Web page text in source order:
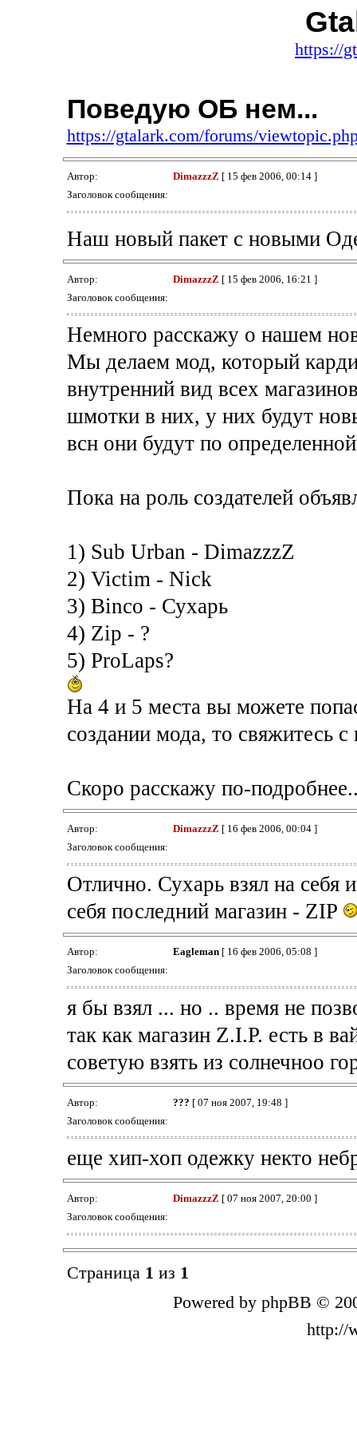
https://
Поведую ОБ нем...
https://gtalark.com/forums/
Автор: DimazzzZ [ 15 фев 2006, 00:14 ]
Заголовок сообщения:
Наш новый пакет с новыми
Автор: DimazzzZ [ 15 фев 2006, 16:21 ]
Заголовок сообщения:
Немного расскажу о нашем
Мы делаем мод, который
внутренний вид всех
шмотки в них, у них будут
всн они будут по
Пока на роль создателей
1) Sub Urban - DimazzzZ
2) Victim - Nick
3) Binco - Сухарь
4) Zip - ?
5) ProLaps?
На 4 и 5 места вы можете
создании мода, то свяжитесь
Скоро расскажу по-
Автор: DimazzzZ [ 16 фев 2006, 00:04 ]
Заголовок сообщения:
Отлично. Сухарь взял на себя
себя последний магазин - ZIP
Автор: Eagleman[ 16 фев 2006, 05:08 ]
Заголовок сообщения:
я бы взял ... но .. время не
так как магазин Z.I.P. есть в
советую взять из солнечноо
Автор: ??? [ 07 ноя 2007, 19:48 ]
Заголовок сообщения:
еще хип-хоп одежку некто
Автор: DimazzzZ [ 07 ноя 2007, 20:00 ]
Заголовок сообщения:
Страница 1 из 1
Powered by phpBB ©
http://